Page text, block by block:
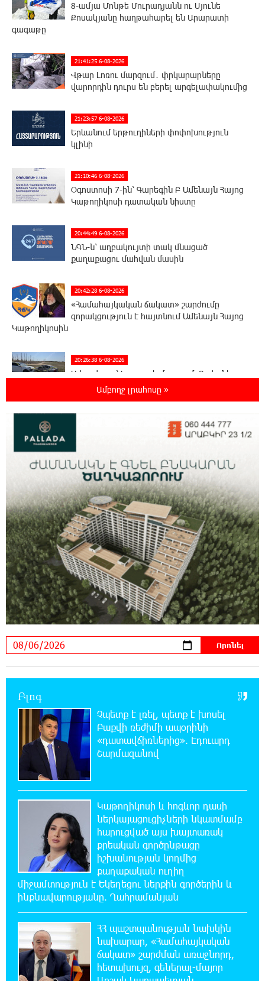
8-ամյա Մոնթե Մուրադյանն ու Սյունե
Քոսակյանը հաղթահարել են Արարատի
գագաթը
21:41:25 6-08-2026
Վթար Լոռու մարզում․ փրկարարները
վարորդին դուրս են բերել արգելափակումից
21:23:57 6-08-2026
Երևանում երթուղիների փոփոխություն
կլինի
21:10:46 6-08-2026
Օգոստոսի 7-ին՝ Գարեգին Բ Ամենայն Հայոց
Կաթողիկոսի դատական նիստը
20:44:49 6-08-2026
ՆԳՆ-ն՝ աղբակույտի տակ մնացած
քաղաքացու մահվան մասին
20:42:28 6-08-2026
«Համահայկական ճակատ» շարժումը
զորակցություն է հայտնում Ամենայն Հայոց
Կաթողիկոսին
20:26:38 6-08-2026
Ավտովթար՝ Կոտայքի մարզում. Զովունի-
Եղվարդ ճանապարհին բախվել են «Alfa
Romeo»-ն և «Opel»-ը. կա վիրավոր
բանահյուսությունը
19:42:39 6-08-2026
Վրաստանում պետական ​​պաշտոնյային
կաշառելու փորձի համար քաղաքացի է
ձերբակալվել
19:25:15 6-08-2026
ՌԴ-ն պատրաստ է շարունակել Հայաստանի
երկաթուղիների կոնցեսիոն կառավարումը.
Օվերչուկ
19:07:40 6-08-2026
Հայաստանի բնակչության թիվը շուրջ 7
«Հըզբոլլահ»-ի հրամանատարական կետերի
և պահեստների վրա
18:30:50 6-08-2026
«Ռեալ Մադրիդ»-ն ու «ՌԲ Լայպցիգը»
համաձայնության են եկել Յան Դիոմանդեի
տրանսֆերի վերաբերյալ
18:19:28 6-08-2026
Այսօրվա կառավարությունը ուսանողներին
առաջարկում է պահանջարկ չունեցող
մասնագիտություններ. Ատոմ Մխիթարյան
18:03:08 6-08-2026
Հայրենիքը փոքրանում է մեր աչքերի առաջ․
ազգային ողբերգություն է․ Ավետիք
17:35:34 6-08-2026
Չպետք է լռել, պետք է խոսել Բաքվի ռեժիմի
Ամբողջ լրահոսը »
Բլոգ
Չպետք է լռել, պետք է խոսել
Բաքվի ռեժիմի ապօրինի
«դատավճիռներից». Էդուարդ
Շարմազանով
Կաթողիկոսի և հոգևոր դասի
ներկայացուցիչների նկատմամբ
հարուցված այս խայտառակ
քրեական գործընթացը
իշխանության կողմից
քաղաքական ուղիղ
միջամտություն է Եկեղեցու ներքին գործերին և
ինքնավարությանը. Ղահրամանյան
ՀՀ պաշտպանության նախկին
նախարար, «Համահայկական
ճակատ» շարժման առաջնորդ,
հետախույզ, գեներալ-մայոր